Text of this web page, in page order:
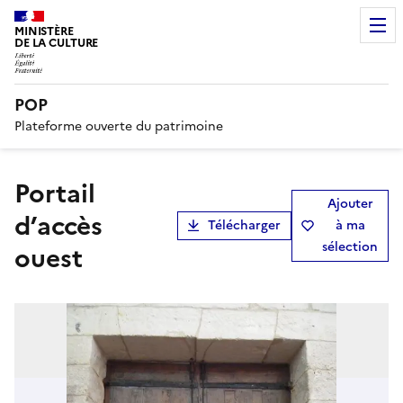
MINISTÈRE
DE LA CULTURE
POP
Plateforme ouverte du patrimoine
portail
d’accès
ouest
Télécharger
Ajouter
à ma
sélection